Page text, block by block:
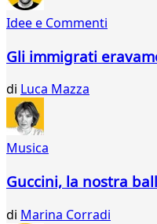
Idee e Commenti
Gli immigrati
di Luca Mazza
Musica
Guccini, la nostra
di Marina Corradi